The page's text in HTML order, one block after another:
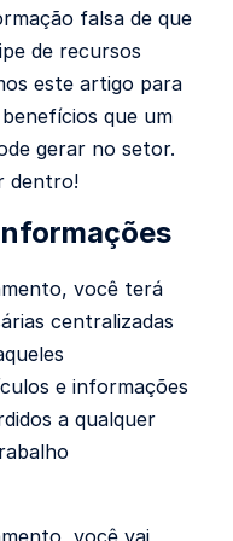
falsa de que
de recursos
este artigo para
que um
gerar no setor.
dentro!
você terá
centralizadas
e informações
a qualquer
você vai